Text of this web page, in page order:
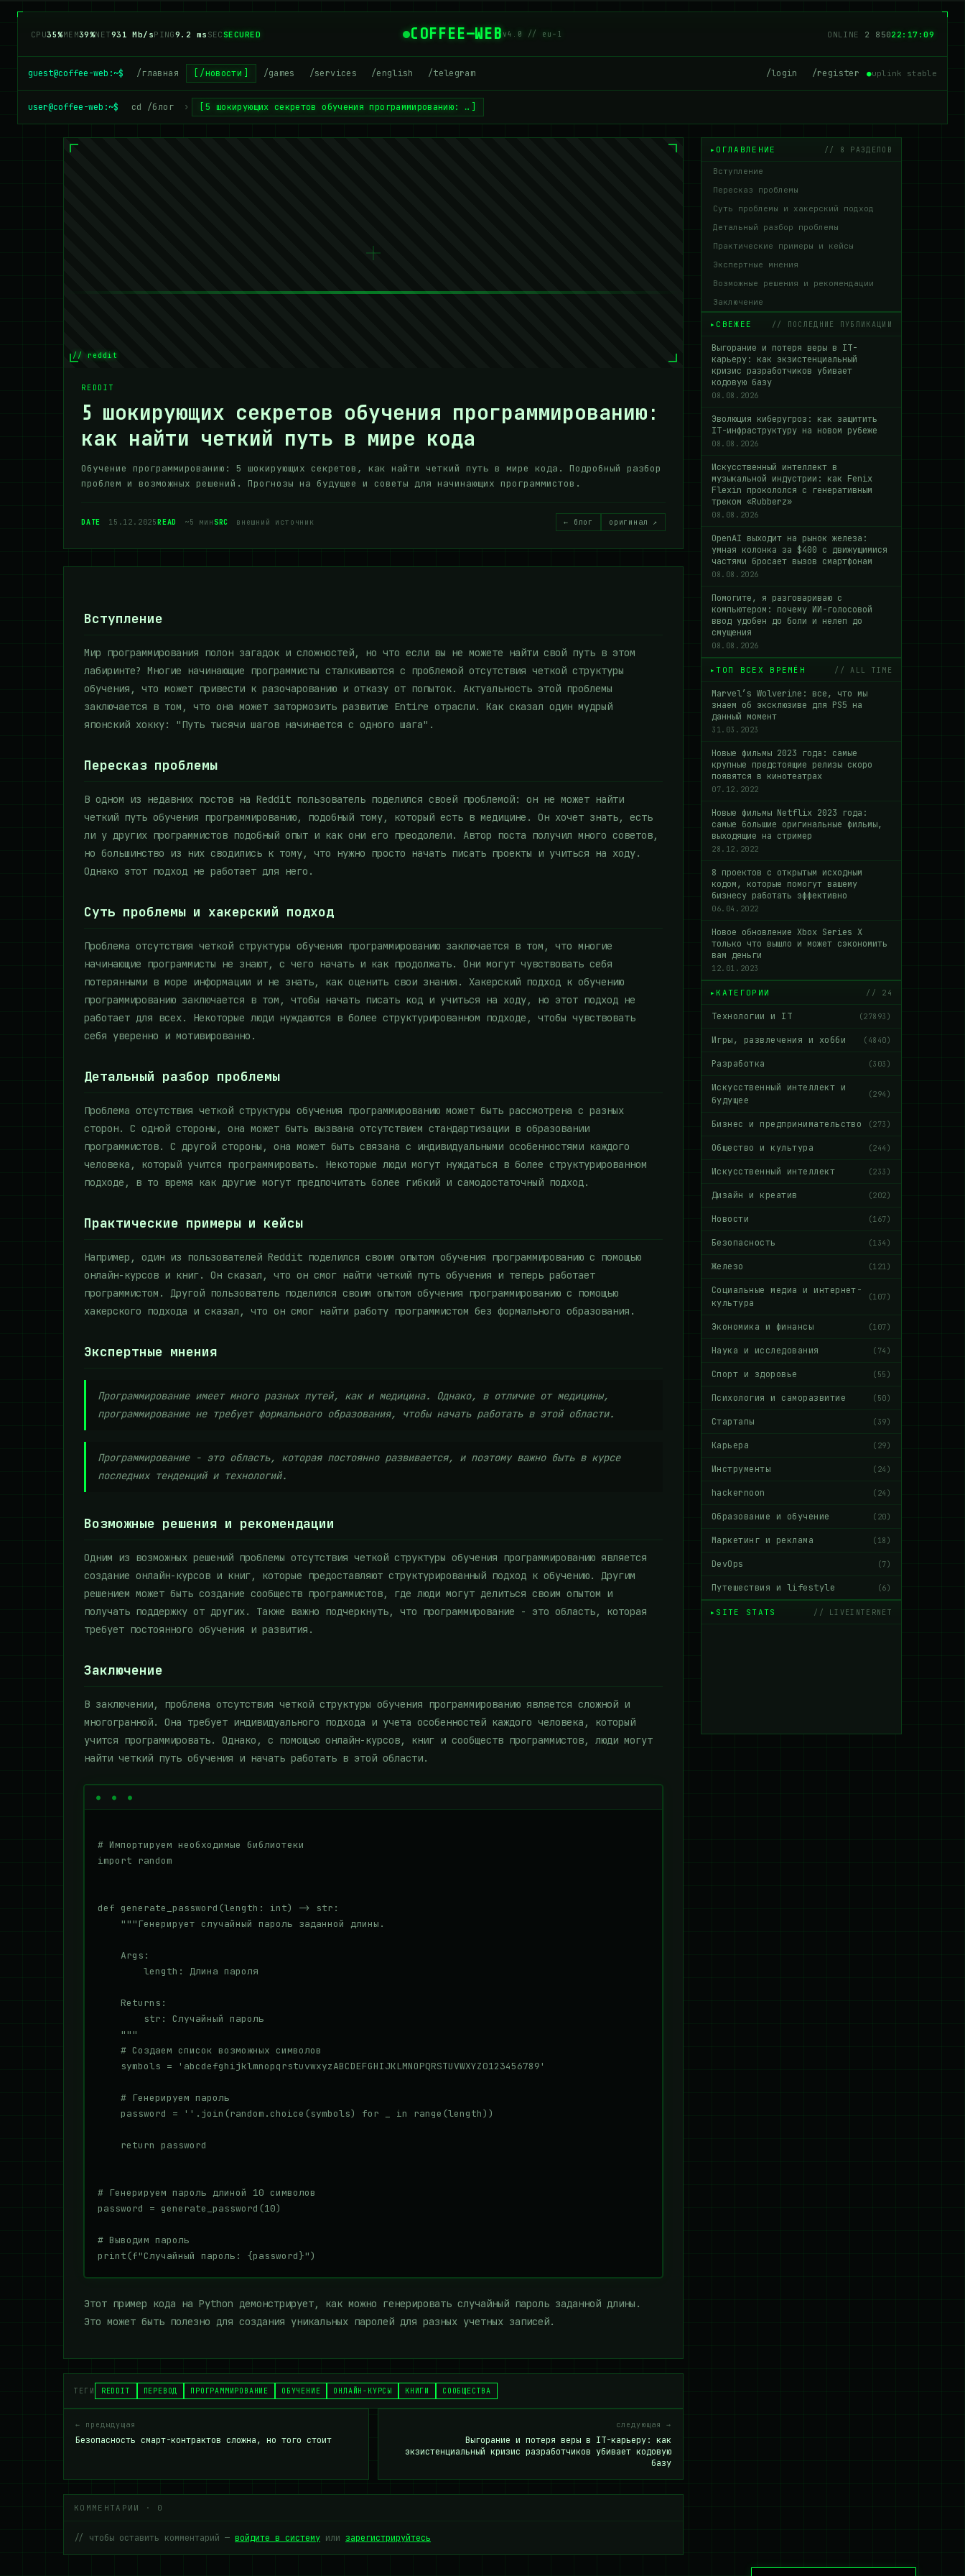
CPU37%MEM41%NET956 Mb/sPING9.2 ms SECSECURED COFFEE—WEBv4.0 // eu-1 ONLINE 2 84722:17:10
guest@coffee-web:~$ /главная /новости /games /services /english /telegram /login /register ●uplink stable
user@coffee-web:~$ cd /блог › 5 шокирующих секретов обучения программированию: …
// reddit
REDDIT
5 шокирующих секретов обучения программированию:
как найти четкий путь в мире кода
Обучение программированию: 5 шокирующих секретов, как найти четкий путь в мире кода. Подробный разбор
проблем и возможных решений. Прогнозы на будущее и советы для начинающих программистов.
DATE 15.12.2025READ ~5 минSRC внешний источник ← блог оригинал ↗
Вступление
Мир программирования полон загадок и сложностей, но что если вы не можете найти свой путь в этом
лабиринте? Многие начинающие программисты сталкиваются с проблемой отсутствия четкой структуры
обучения, что может привести к разочарованию и отказу от попыток. Актуальность этой проблемы
заключается в том, что она может затормозить развитие Entire отрасли. Как сказал один мудрый
японский хокку: "Путь тысячи шагов начинается с одного шага".
Пересказ проблемы
В одном из недавних постов на Reddit пользователь поделился своей проблемой: он не может найти
четкий путь обучения программированию, подобный тому, который есть в медицине. Он хочет знать, есть
ли у других программистов подобный опыт и как они его преодолели. Автор поста получил много советов,
но большинство из них сводились к тому, что нужно просто начать писать проекты и учиться на ходу.
Однако этот подход не работает для него.
Суть проблемы и хакерский подход
Проблема отсутствия четкой структуры обучения программированию заключается в том, что многие
начинающие программисты не знают, с чего начать и как продолжать. Они могут чувствовать себя
потерянными в море информации и не знать, как оценить свои знания. Хакерский подход к обучению
программированию заключается в том, чтобы начать писать код и учиться на ходу, но этот подход не
работает для всех. Некоторые люди нуждаются в более структурированном подходе, чтобы чувствовать
себя уверенно и мотивированно.
Детальный разбор проблемы
Проблема отсутствия четкой структуры обучения программированию может быть рассмотрена с разных
сторон. С одной стороны, она может быть вызвана отсутствием стандартизации в образовании
программистов. С другой стороны, она может быть связана с индивидуальными особенностями каждого
человека, который учится программировать. Некоторые люди могут нуждаться в более структурированном
подходе, в то время как другие могут предпочитать более гибкий и самодостаточный подход.
Практические примеры и кейсы
Например, один из пользователей Reddit поделился своим опытом обучения программированию с помощью
онлайн-курсов и книг. Он сказал, что он смог найти четкий путь обучения и теперь работает
программистом. Другой пользователь поделился своим опытом обучения программированию с помощью
хакерского подхода и сказал, что он смог найти работу программистом без формального образования.
Экспертные мнения
Программирование имеет много разных путей, как и медицина. Однако, в отличие от медицины,
программирование не требует формального образования, чтобы начать работать в этой области.
Программирование - это область, которая постоянно развивается, и поэтому важно быть в курсе
последних тенденций и технологий.
Возможные решения и рекомендации
Одним из возможных решений проблемы отсутствия четкой структуры обучения программированию является
создание онлайн-курсов и книг, которые предоставляют структурированный подход к обучению. Другим
решением может быть создание сообществ программистов, где люди могут делиться своим опытом и
получать поддержку от других. Также важно подчеркнуть, что программирование - это область, которая
требует постоянного обучения и развития.
Заключение
В заключении, проблема отсутствия четкой структуры обучения программированию является сложной и
многогранной. Она требует индивидуального подхода и учета особенностей каждого человека, который
учится программировать. Однако, с помощью онлайн-курсов, книг и сообществ программистов, люди могут
найти четкий путь обучения и начать работать в этой области.
# Импортируем необходимые библиотеки
import random
def generate_password(length: int) -> str:
    """Генерирует случайный пароль заданной длины.
    Args:
        length: Длина пароля
    Returns:
        str: Случайный пароль
    """
    # Создаем список возможных символов
    symbols = 'abcdefghijklmnopqrstuvwxyzABCDEFGHIJKLMNOPQRSTUVWXYZ0123456789'
    # Генерируем пароль
    password = ''.join(random.choice(symbols) for _ in range(length))
    return password
# Генерируем пароль длиной 10 символов
password = generate_password(10)
# Выводим пароль
Этот пример кода на Python демонстрирует, как можно генерировать случайный пароль заданной длины.
Это может быть полезно для создания уникальных паролей для разных учетных записей.
ТЕГИ REDDIT ПЕРЕВОД ПРОГРАММИРОВАНИЕ ОБУЧЕНИЕ ОНЛАЙН-КУРСЫ КНИГИ СООБЩЕСТВА
← предыдущая
Безопасность смарт-контрактов сложна, но того стоит
следующая →
Выгорание и потеря веры в IT-карьеру: как
экзистенциальный кризис разработчиков убивает кодовую
базу
КОММЕНТАРИИ · 0
// чтобы оставить комментарий — войдите в систему или зарегистрируйтесь
ОГЛАВЛЕНИЕ // 8 РАЗДЕЛОВ
Вступление
Пересказ проблемы
Суть проблемы и хакерский подход
Детальный разбор проблемы
Практические примеры и кейсы
Экспертные мнения
Возможные решения и рекомендации
Заключение
СВЕЖЕЕ // ПОСЛЕДНИЕ ПУБЛИКАЦИИ
Выгорание и потеря веры в IT-
карьеру: как экзистенциальный
кризис разработчиков убивает
кодовую базу
08.08.2026
Эволюция киберугроз: как защитить
IT-инфраструктуру на новом рубеже
08.08.2026
Искусственный интеллект в
музыкальной индустрии: как Fenix
Flexin прокололся с генеративным
треком «Rubberz»
08.08.2026
OpenAI выходит на рынок железа:
умная колонка за $400 с движущимися
частями бросает вызов смартфонам
08.08.2026
Помогите, я разговариваю с
компьютером: почему ИИ-голосовой
ввод удобен до боли и нелеп до
смущения
08.08.2026
ТОП ВСЕХ ВРЕМЁН // ALL TIME
Marvel’s Wolverine: все, что мы
знаем об эксклюзиве для PS5 на
данный момент
31.03.2023
Новые фильмы 2023 года: самые
крупные предстоящие релизы скоро
появятся в кинотеатрах
07.12.2022
Новые фильмы Netflix 2023 года:
самые большие оригинальные фильмы,
выходящие на стример
28.12.2022
8 проектов с открытым исходным
кодом, которые помогут вашему
бизнесу работать эффективно
06.04.2022
Новое обновление Xbox Series X
только что вышло и может сэкономить
вам деньги
12.01.2023
КАТЕГОРИИ // 24
Технологии и IT (27893)
Игры, развлечения и хобби (4840)
Разработка (303)
Искусственный интеллект и
будущее
(294)
Бизнес и предпринимательство (273)
Общество и культура (244)
Искусственный интеллект (233)
Дизайн и креатив (202)
Новости (167)
Безопасность (134)
Железо (121)
Социальные медиа и интернет-
культура
(107)
Экономика и финансы (107)
Наука и исследования (74)
Спорт и здоровье (55)
Психология и саморазвитие (50)
Стартапы (39)
Карьера (29)
Инструменты (24)
hackernoon (24)
Образование и обучение (20)
Маркетинг и реклама (18)
DevOps (7)
Путешествия и lifestyle (6)
SITE STATS // LIVEINTERNET